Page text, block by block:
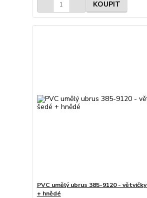
KOUPIT
PVC umělý ubrus 385-9120 -
+ hnědé